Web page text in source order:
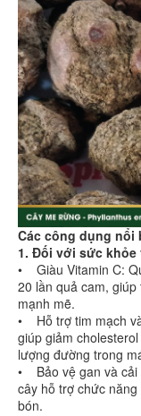
Các công dụng nổi
1. Đối với sức khỏe
• Giàu Vitamin C:
20 lần quả cam,
mạnh mẽ.
• Hỗ trợ tim mạch
giúp giảm
lượng đường trong
• Bảo vệ gan và cải
cây hỗ trợ chức
bón.